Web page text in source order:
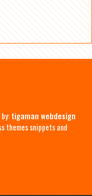
tigaman webdesign
themes snippets and